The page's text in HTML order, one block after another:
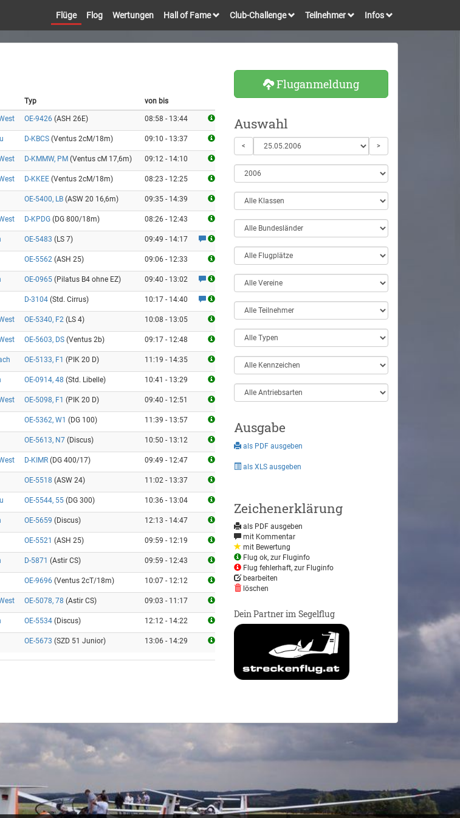
Flüge Flog Wertungen Hall of Fame Club-Challenge Teilnehmer Infos
Fluganmeldung
Auswahl
< >
Ausgabe
als PDF ausgeben
als XLS ausgeben
Zeichenerklärung
als PDF ausgeben
mit Kommentar
mit Bewertung
Flug ok, zur Fluginfo
Flug fehlerhaft, zur Fluginfo
bearbeiten
löschen
Dein Partner im Segelflug
Typ von bis
OE-9426 (ASH 26E) 08:58 - 13:44
D-KBCS (Ventus 2cM/18m) 09:10 - 13:37
D-KMMW, PM (Ventus cM 17,6m) 09:12 - 14:10
D-KKEE (Ventus 2cM/18m) 08:23 - 12:25
OE-5400, LB (ASW 20 16,6m) 09:35 - 14:39
D-KPDG (DG 800/18m) 08:26 - 12:43
OE-5483 (LS 7) 09:49 - 14:17
OE-5562 (ASH 25) 09:06 - 12:33
OE-0965 (Pilatus B4 ohne EZ) 09:40 - 13:02
D-3104 (Std. Cirrus) 10:17 - 14:40
OE-5340, F2 (LS 4) 10:08 - 13:05
OE-5603, DS (Ventus 2b) 09:17 - 12:48
OE-5133, F1 (PIK 20 D) 11:19 - 14:35
OE-0914, 48 (Std. Libelle) 10:41 - 13:29
OE-5098, F1 (PIK 20 D) 09:40 - 12:51
OE-5362, W1 (DG 100) 11:39 - 13:57
OE-5613, N7 (Discus) 10:50 - 13:12
D-KIMR (DG 400/17) 09:49 - 12:47
OE-5518 (ASW 24) 11:02 - 13:37
OE-5544, 55 (DG 300) 10:36 - 13:04
OE-5659 (Discus) 12:13 - 14:47
OE-5521 (ASH 25) 09:59 - 12:19
D-5871 (Astir CS) 09:59 - 12:43
OE-9696 (Ventus 2cT/18m) 10:07 - 12:12
OE-5078, 78 (Astir CS) 09:03 - 11:17
OE-5534 (Discus) 12:12 - 14:22
OE-5673 (SZD 51 Junior) 13:06 - 14:29